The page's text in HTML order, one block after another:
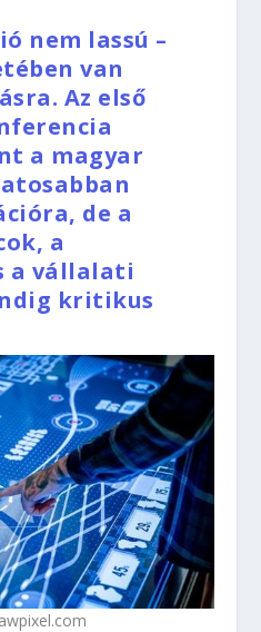
nem lassú –
van
Az első
a magyar
de a
a
a vállalati
kritikus